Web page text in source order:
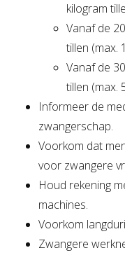
kilogram
Vanaf de
tillen (max.
Vanaf de
tillen (max.
Informeer de
zwangerschap.
Voorkom dat
voor zwangere
Houd rekening
machines.
Voorkom
Zwangere